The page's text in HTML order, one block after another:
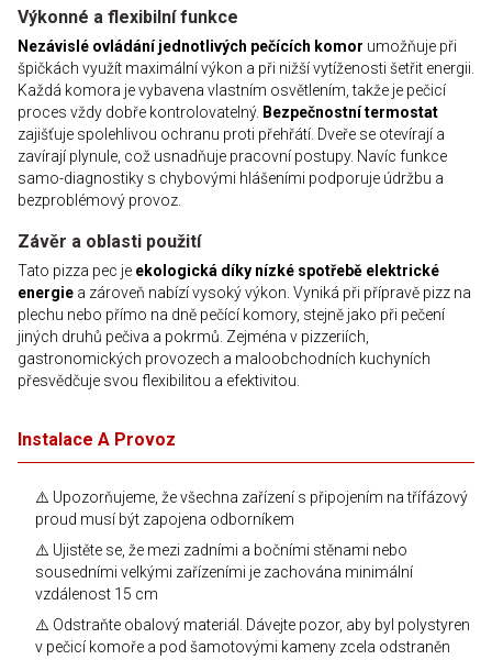
Výkonné a flexibilní funkce
Nezávislé ovládání jednotlivých pečících komor umožňuje při
špičkách využít maximální výkon a při nižší vytíženosti šetřit energii.
Každá komora je vybavena vlastním osvětlením, takže je pečicí
proces vždy dobře kontrolovatelný. Bezpečnostní termostat
zajišťuje spolehlivou ochranu proti přehřátí. Dveře se otevírají a
zavírají plynule, což usnadňuje pracovní postupy. Navíc funkce
samo-diagnostiky s chybovými hlášeními podporuje údržbu a
bezproblémový provoz.
Závěr a oblasti použití
Tato pizza pec je ekologická díky nízké spotřebě elektrické
energie a zároveň nabízí vysoký výkon. Vyniká při přípravě pizz na
plechu nebo přímo na dně pečící komory, stejně jako při pečení
jiných druhů pečiva a pokrmů. Zejména v pizzeriích,
gastronomických provozech a maloobchodních kuchyních
přesvědčuje svou flexibilitou a efektivitou.
Instalace A Provoz
⚠️ Upozorňujeme, že všechna zařízení s připojením na třífázový
proud musí být zapojena odborníkem
⚠️ Ujistěte se, že mezi zadními a bočními stěnami nebo
sousedními velkými zařízeními je zachována minimální
vzdálenost 15 cm
⚠️ Odstraňte obalový materiál. Dávejte pozor, aby byl polystyren
v pečicí komoře a pod šamotovými kameny zcela odstraněn